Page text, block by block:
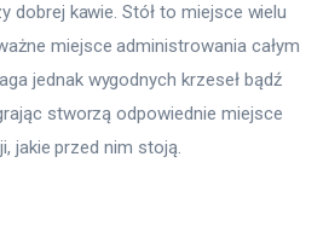
dobrej kawie. Stół to miejsce wielu
miejsce administrowania całym
jednak wygodnych krzeseł bądź
stworzą odpowiednie miejsce
jakie przed nim stoją.